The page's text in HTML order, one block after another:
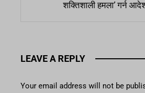
शक्तिशाली हमला’ गर्न
LEAVE A REPLY
Your email address will not be